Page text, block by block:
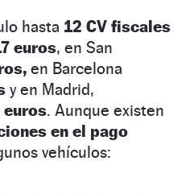
hasta 12 CV fiscales
euros, en San
en Barcelona
y en Madrid,
euros. Aunque existen
en el pago
vehículos: